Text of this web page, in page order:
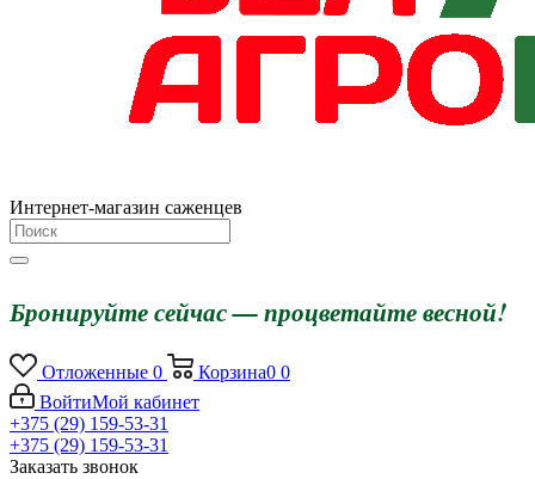
Интернет-магазин саженцев
Бронируйте сейчас — процветайте весной!
Отложенные 0 Корзина0 0
ВойтиМой кабинет
+375 (29) 159-53-31
+375 (29) 159-53-31
Заказать звонок